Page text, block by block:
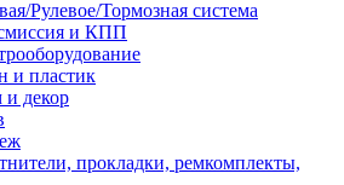
Рулевое/Тормозная система
и КПП
и пластик
декор
прокладки, ремкомплекты,